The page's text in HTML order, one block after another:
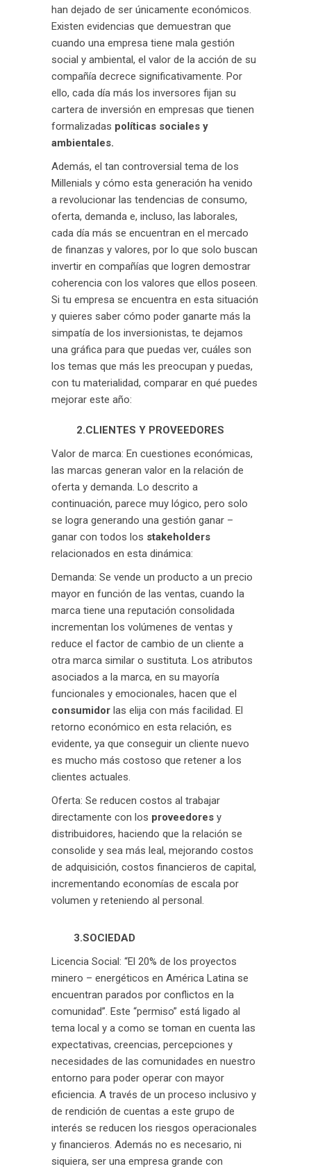
han dejado de ser únicamente económicos.
Existen evidencias que demuestran que
cuando una empresa tiene mala gestión
social y ambiental, el valor de la acción de su
compañía decrece significativamente. Por
ello, cada día más los inversores fijan su
cartera de inversión en empresas que tienen
formalizadas políticas sociales y
ambientales.
Además, el tan controversial tema de los
Millenials y cómo esta generación ha venido
a revolucionar las tendencias de consumo,
oferta, demanda e, incluso, las laborales,
cada día más se encuentran en el mercado
de finanzas y valores, por lo que solo buscan
invertir en compañías que logren demostrar
coherencia con los valores que ellos poseen.
Si tu empresa se encuentra en esta situación
y quieres saber cómo poder ganarte más la
simpatía de los inversionistas, te dejamos
una gráfica para que puedas ver, cuáles son
los temas que más les preocupan y puedas,
con tu materialidad, comparar en qué puedes
mejorar este año:
2.CLIENTES Y PROVEEDORES
Valor de marca: En cuestiones económicas,
las marcas generan valor en la relación de
oferta y demanda. Lo descrito a
continuación, parece muy lógico, pero solo
se logra generando una gestión ganar –
ganar con todos los stakeholders
relacionados en esta dinámica:
Demanda: Se vende un producto a un precio
mayor en función de las ventas, cuando la
marca tiene una reputación consolidada
incrementan los volúmenes de ventas y
reduce el factor de cambio de un cliente a
otra marca similar o sustituta. Los atributos
asociados a la marca, en su mayoría
funcionales y emocionales, hacen que el
consumidor las elija con más facilidad. El
retorno económico en esta relación, es
evidente, ya que conseguir un cliente nuevo
es mucho más costoso que retener a los
clientes actuales.
Oferta: Se reducen costos al trabajar
directamente con los proveedores y
distribuidores, haciendo que la relación se
consolide y sea más leal, mejorando costos
de adquisición, costos financieros de capital,
incrementando economías de escala por
volumen y reteniendo al personal.
3.SOCIEDAD
Licencia Social: “El 20% de los proyectos
minero – energéticos en América Latina se
encuentran parados por conflictos en la
comunidad”. Este “permiso” está ligado al
tema local y a como se toman en cuenta las
expectativas, creencias, percepciones y
necesidades de las comunidades en nuestro
entorno para poder operar con mayor
eficiencia. A través de un proceso inclusivo y
de rendición de cuentas a este grupo de
interés se reducen los riesgos operacionales
y financieros. Además no es necesario, ni
siquiera, ser una empresa grande con